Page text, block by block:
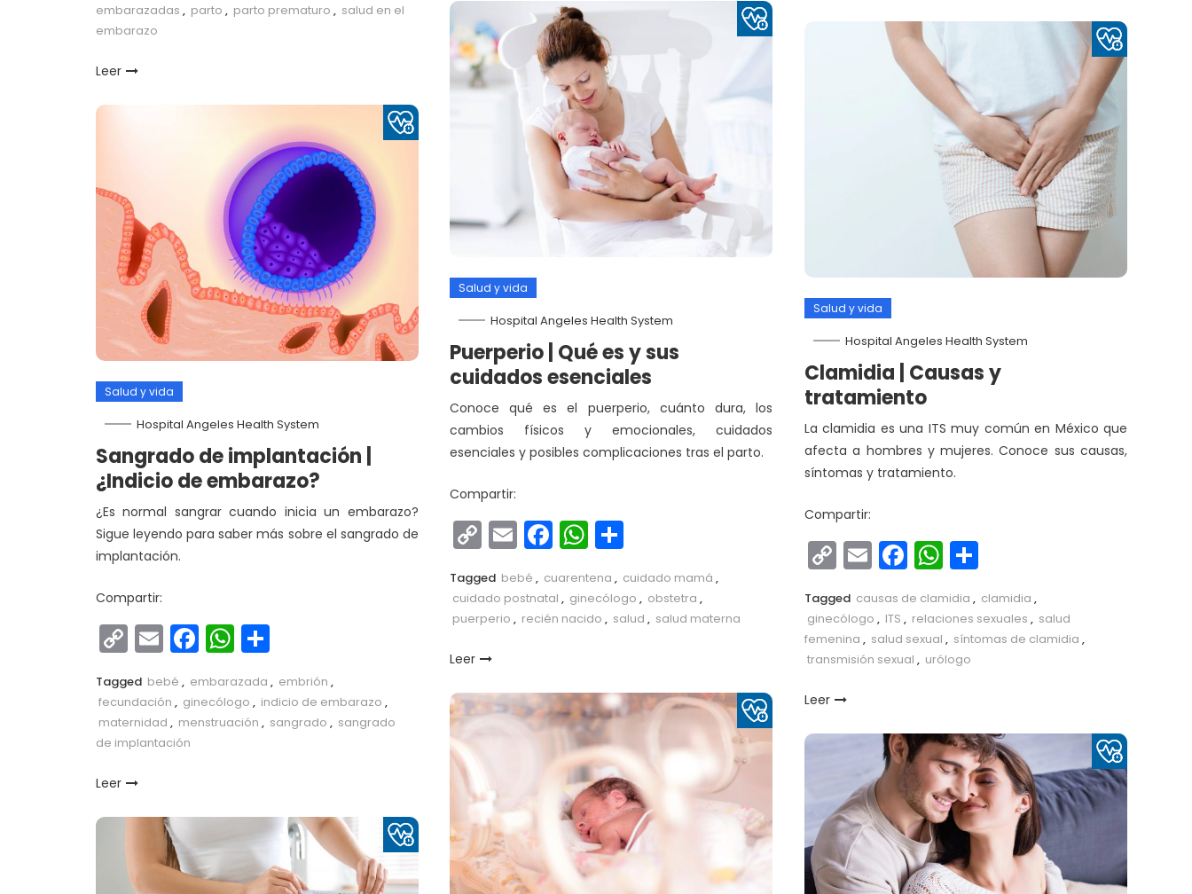
embarazadas , parto , parto prematuro , salud en el
embarazo
Leer
Salud y vida
Hospital Angeles Health System
Puerperio | Qué es y sus
cuidados esenciales
Conoce qué es el puerperio, cuánto dura, los
cambios físicos y emocionales, cuidados
esenciales y posibles complicaciones tras el parto.
Compartir:
Copy
Link
EmailFacebook
WhatsApp
Tagged bebé , cuarentena , cuidado mamá ,
cuidado postnatal , ginecólogo , obstetra ,
puerperio , recién nacido , salud , salud materna
Leer
Salud y vida
Hospital Angeles Health System
Clamidia | Causas y
tratamiento
La clamidia es una ITS muy común en México que
afecta a hombres y mujeres. Conoce sus causas,
síntomas y tratamiento.
Compartir:
Copy
Link
EmailFacebook
WhatsApp
Tagged causas de clamidia , clamidia ,
ginecólogo , ITS , relaciones sexuales , salud
femenina , salud sexual , síntomas de clamidia ,
transmisión sexual , urólogo
Leer
Salud y vida
Hospital Angeles Health System
Sangrado de implantación |
¿Indicio de embarazo?
¿Es normal sangrar cuando inicia un embarazo?
Sigue leyendo para saber más sobre el sangrado de
implantación.
Compartir:
Copy
Link
EmailFacebook
WhatsApp
Tagged bebé , embarazada , embrión ,
fecundación , ginecólogo , indicio de embarazo ,
maternidad , menstruación , sangrado , sangrado
de implantación
Leer